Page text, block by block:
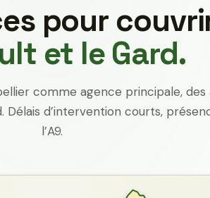
pour
et le Gard.
comme agence principale, des
Délais d’intervention courts,
l’A9.